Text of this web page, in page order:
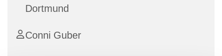
Dortmund
Conni Guber